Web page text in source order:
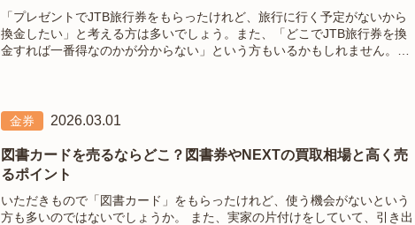
「プレゼントでJTB旅行券をもらったけれど、旅行に行く予定がないから
換金したい」と考える方は多いでしょう。また、「どこでJTB旅行券を換
金すれば一番得なのかが分からない」という方もいるかもしれません。そ
金券 2026.03.01
図書カードを売るならどこ？図書券やNEXTの買取相場と高く売
るポイント
いただきもので「図書カード」をもらったけれど、使う機会がないという
方も多いのではないでしょうか。 また、実家の片付けをしていて、引き出